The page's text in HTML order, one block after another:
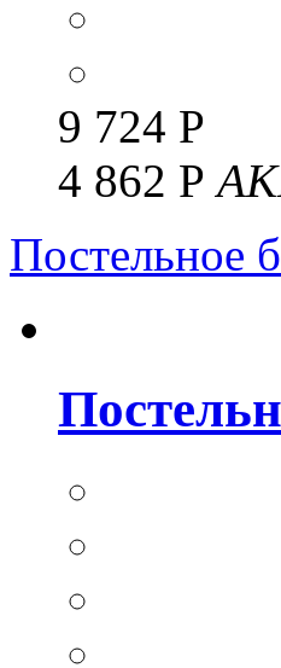
9 724 Р
4 862 Р
Постельное